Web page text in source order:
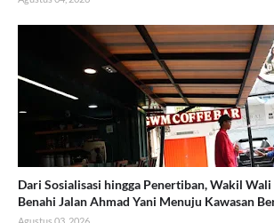
Dari Sosialisasi hingga Penertiban, Wakil
Benahi Jalan Ahmad Yani Menuju Kawasan
Agustus 03, 2026